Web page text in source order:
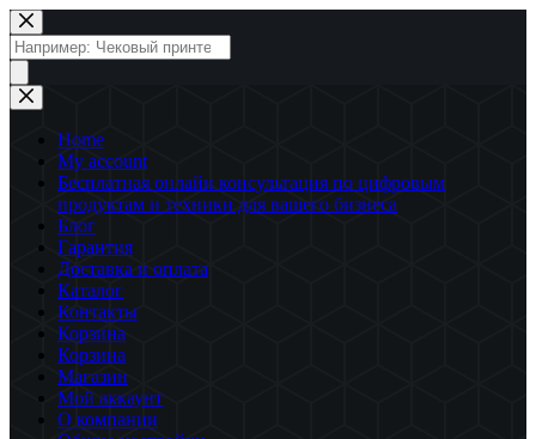
Перейти
к
сути
Поиск
товаров
Home
My account
Бесплатная онлайн консультация по цифровым
продуктам и техники для вашего бизнеса
Блог
Гарантия
Доставка и оплата
Каталог
Контакты
Корзина
Корзина
Магазин
Мой аккаунт
О компании